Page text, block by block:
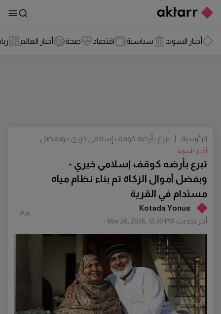
أخبار السويد سياسية اقتصاد صحة أخبار العالم
Kotada Yonus
أخر تحديث Mar 26, 2026, 12:30 PM
تبرع بأرضه كوقف إسلامي خيري -
وبفضل أموال الزكاة تم بناء نظام مياه
مستدام في القرية
أخبار-السويد
الرئيسية
تبرع بأرضه كوقف إسلامي خيري - وبفضل
القرية